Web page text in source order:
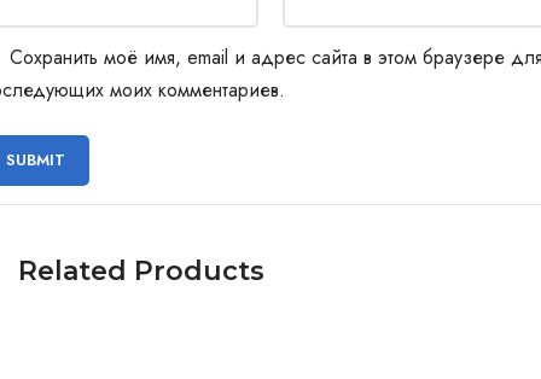
Сохранить моё имя, email и адрес сайта в этом браузере
моих комментариев.
Related Products